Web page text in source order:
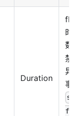
Duration
时
数
禁
异
事